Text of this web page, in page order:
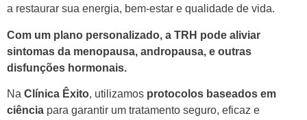
a restaurar sua energia, bem-estar e qualidade de vida.
Com um plano personalizado, a TRH pode aliviar
sintomas da menopausa, andropausa, e outras
disfunções hormonais.
Na Clínica Êxito, utilizamos protocolos baseados em
ciência para garantir um tratamento seguro, eficaz e